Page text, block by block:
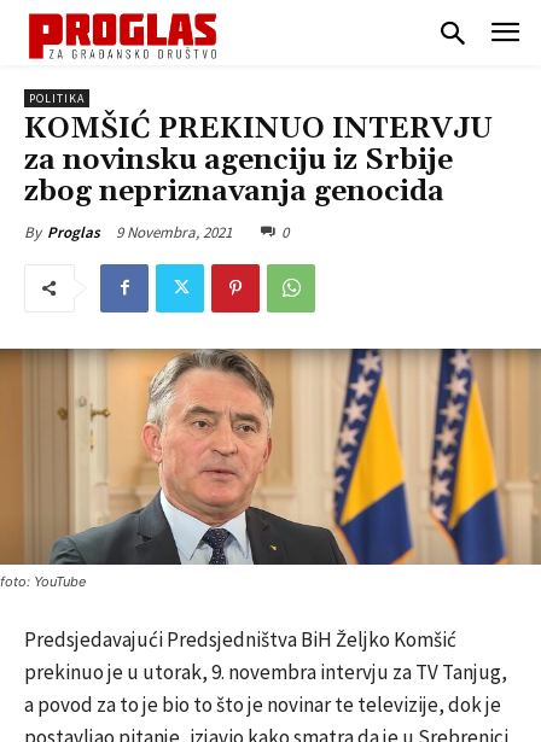
POLITIKA
KOMŠIĆ PREKINUO INTERVJU
za novinsku agenciju iz Srbije
zbog nepriznavanja genocida
By Proglas 9 Novembra, 2021 0
foto: YouTube
Predsjedavajući Predsjedništva BiH Željko Komšić
prekinuo je u utorak, 9. novembra intervju za TV Tanjug,
a povod za to je bio to što je novinar te televizije, dok je